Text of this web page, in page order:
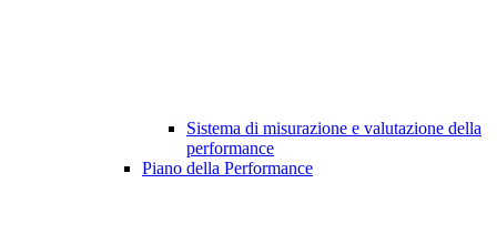
Sistema di misurazione e valutazione della
performance
Piano della Performance